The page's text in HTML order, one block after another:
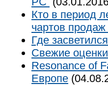
Кто в период
чартов
Где
Свежие
Resonance of
Европе